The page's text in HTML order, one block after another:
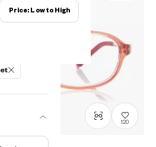
Price: Low to High
120